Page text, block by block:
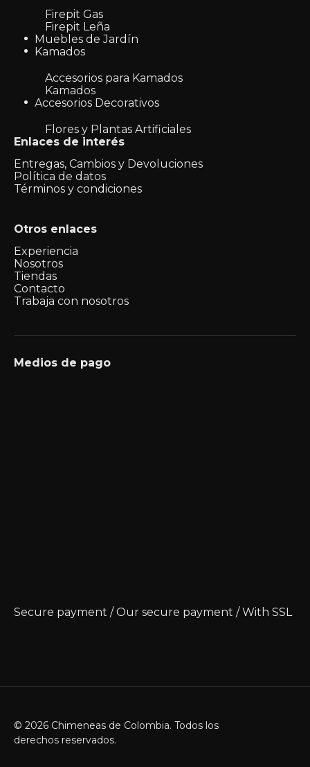
Firepit Gas
Firepit Leña
Muebles de Jardín
Kamados
Accesorios para Kamados
Kamados
Accesorios Decorativos
Flores y Plantas Artificiales
Enlaces de interés
Entregas, Cambios y Devoluciones
Política de datos
Términos y condiciones
Otros enlaces
Experiencia
Nosotros
Tiendas
Contacto
Trabaja con nosotros
Medios de pago
Secure payment / Our secure payment / With SSL
© 2026 Chimeneas de Colombia. Todos los
derechos reservados.